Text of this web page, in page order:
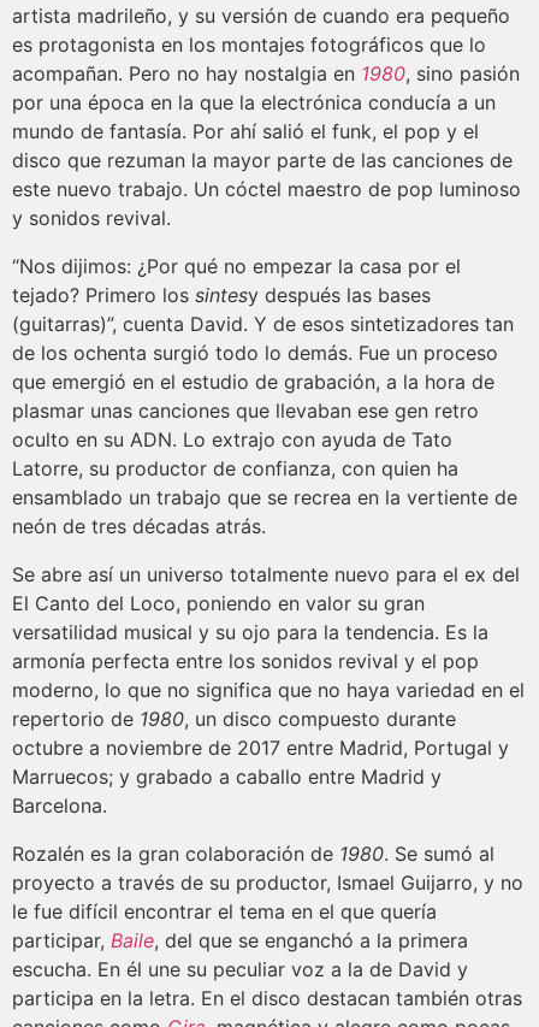
artista madrileño, y su versión de cuando era pequeño
es protagonista en los montajes fotográficos que lo
acompañan. Pero no hay nostalgia en 1980, sino pasión
por una época en la que la electrónica conducía a un
mundo de fantasía. Por ahí salió el funk, el pop y el
disco que rezuman la mayor parte de las canciones de
este nuevo trabajo. Un cóctel maestro de pop luminoso
y sonidos revival.
“Nos dijimos: ¿Por qué no empezar la casa por el
tejado? Primero los sintesy después las bases
(guitarras)”, cuenta David. Y de esos sintetizadores tan
de los ochenta surgió todo lo demás. Fue un proceso
que emergió en el estudio de grabación, a la hora de
plasmar unas canciones que llevaban ese gen retro
oculto en su ADN. Lo extrajo con ayuda de Tato
Latorre, su productor de confianza, con quien ha
ensamblado un trabajo que se recrea en la vertiente de
neón de tres décadas atrás.
Se abre así un universo totalmente nuevo para el ex del
El Canto del Loco, poniendo en valor su gran
versatilidad musical y su ojo para la tendencia. Es la
armonía perfecta entre los sonidos revival y el pop
moderno, lo que no significa que no haya variedad en el
repertorio de 1980, un disco compuesto durante
octubre a noviembre de 2017 entre Madrid, Portugal y
Marruecos; y grabado a caballo entre Madrid y
Barcelona.
Rozalén es la gran colaboración de 1980. Se sumó al
proyecto a través de su productor, Ismael Guijarro, y no
le fue difícil encontrar el tema en el que quería
participar, Baile, del que se enganchó a la primera
escucha. En él une su peculiar voz a la de David y
participa en la letra. En el disco destacan también otras